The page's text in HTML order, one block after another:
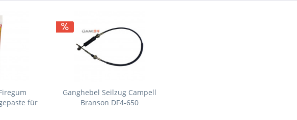
für
Ganghebel Seilzug Campell
Branson DF4-650